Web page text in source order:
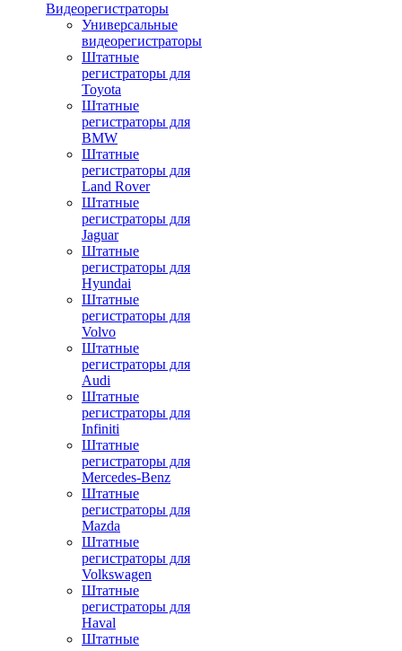
Видеорегистраторы
Универсальные
видеорегистраторы
Штатные
регистраторы для
Toyota
Штатные
регистраторы для
BMW
Штатные
регистраторы для
Land Rover
Штатные
регистраторы для
Jaguar
Штатные
регистраторы для
Hyundai
Штатные
регистраторы для
Volvo
Штатные
регистраторы для
Audi
Штатные
регистраторы для
Infiniti
Штатные
регистраторы для
Mercedes-Benz
Штатные
регистраторы для
Mazda
Штатные
регистраторы для
Volkswagen
Штатные
регистраторы для
Haval
Штатные